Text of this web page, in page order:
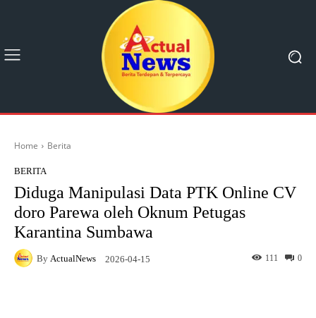
Home Berita
BERITA
Diduga Manipulasi Data PTK Online CV
doro Parewa oleh Oknum Petugas
Karantina Sumbawa
By ActualNews 2026-04-15 0
111